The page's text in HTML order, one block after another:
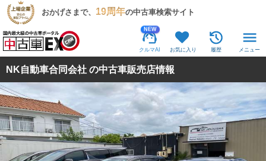
おかげさまで、 19周年の中古車検索サイト
NEW
クルマAI お気に入り 履歴 メニュー
NK自動車合同会社 の中古車販売店情報